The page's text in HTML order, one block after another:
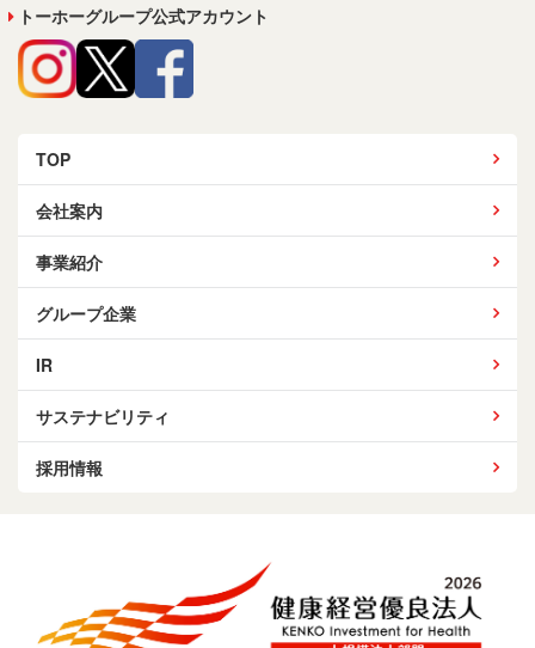
トーホーグループ公式アカウント
TOP
会社案内
事業紹介
グループ企業
IR
サステナビリティ
採用情報